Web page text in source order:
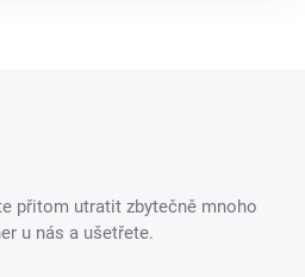
přitom utratit zbytečně mnoho
u nás a ušetřete.